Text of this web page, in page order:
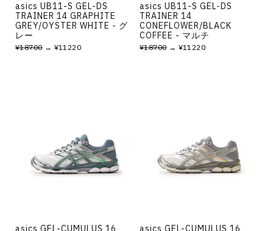
asics UB11-S GEL-DS
TRAINER 14 GRAPHITE
GREY/OYSTER WHITE - グ
レー
¥18700→ ¥11220
asics UB11-S GEL-DS
TRAINER 14
CONEFLOWER/BLACK
COFFEE - マルチ
¥18700→ ¥11220
asics GEL-CUMULUS 16
asics GEL-CUMULUS 16